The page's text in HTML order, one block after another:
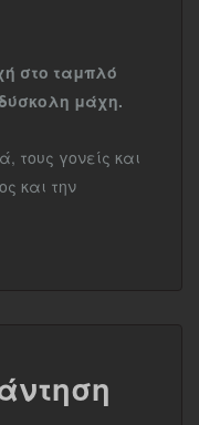
στο ταμπλό
μάχη.
τους γονείς και
και την